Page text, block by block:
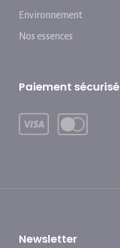
Environnement
Nos essences
Paiement sécurisé
Newsletter